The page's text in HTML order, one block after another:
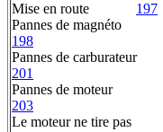
Mise en route 197
Pannes de magnéto
198
Pannes de carburateur
201
Pannes de moteur
203
Le moteur ne tire pas